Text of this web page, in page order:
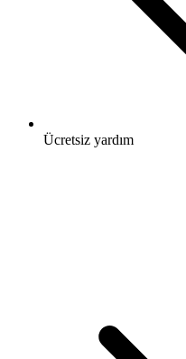
Ücretsiz yardım